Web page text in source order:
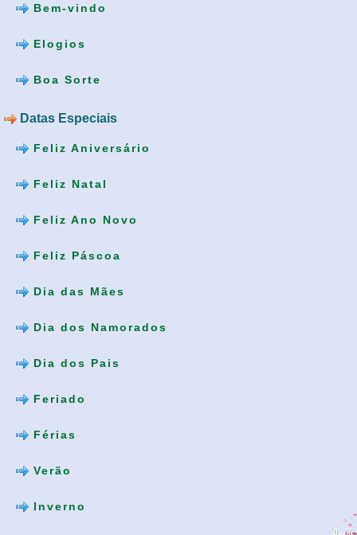
Bem-vindo
Elogios
Boa Sorte
Datas Especiais
Feliz Aniversário
Feliz Natal
Feliz Ano Novo
Feliz Páscoa
Dia das Mães
Dia dos Namorados
Dia dos Pais
Feriado
Férias
Verão
Inverno